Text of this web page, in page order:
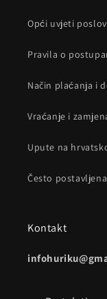
Opći uvjeti
Pravila o
Način plaćanja i
Vraćanje i
Upute na
Često
Kontakt